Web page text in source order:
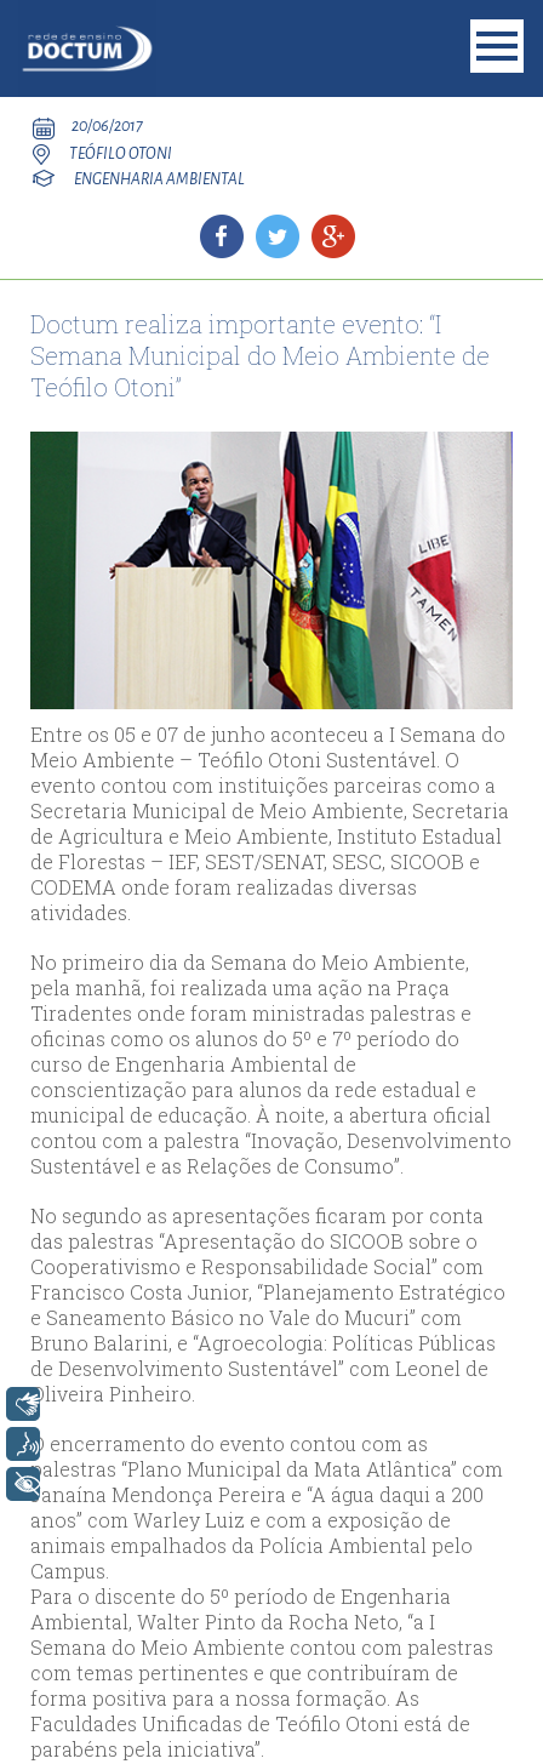
20/06/2017
TEÓFILO OTONI
ENGENHARIA AMBIENTAL
Doctum realiza importante evento: “I
Semana Municipal do Meio Ambiente de
Teófilo Otoni”
Entre os 05 e 07 de junho aconteceu a I Semana do
Meio Ambiente – Teófilo Otoni Sustentável. O
evento contou com instituições parceiras como a
Secretaria Municipal de Meio Ambiente, Secretaria
de Agricultura e Meio Ambiente, Instituto Estadual
de Florestas – IEF, SEST/SENAT, SESC, SICOOB e
CODEMA onde foram realizadas diversas
atividades.
No primeiro dia da Semana do Meio Ambiente,
pela manhã, foi realizada uma ação na Praça
Tiradentes onde foram ministradas palestras e
oficinas como os alunos do 5º e 7º período do
curso de Engenharia Ambiental de
conscientização para alunos da rede estadual e
municipal de educação. À noite, a abertura oficial
contou com a palestra “Inovação, Desenvolvimento
Sustentável e as Relações de Consumo”.
No segundo as apresentações ficaram por conta
das palestras “Apresentação do SICOOB sobre o
Cooperativismo e Responsabilidade Social” com
Francisco Costa Junior, “Planejamento Estratégico
e Saneamento Básico no Vale do Mucuri” com
Bruno Balarini, e “Agroecologia: Políticas Públicas
de Desenvolvimento Sustentável” com Leonel de
Oliveira Pinheiro.
O encerramento do evento contou com as
palestras “Plano Municipal da Mata Atlântica” com
Janaína Mendonça Pereira e “A água daqui a 200
anos” com Warley Luiz e com a exposição de
animais empalhados da Polícia Ambiental pelo
Campus.
Para o discente do 5º período de Engenharia
Ambiental, Walter Pinto da Rocha Neto, “a I
Semana do Meio Ambiente contou com palestras
com temas pertinentes e que contribuíram de
forma positiva para a nossa formação. As
Faculdades Unificadas de Teófilo Otoni está de
parabéns pela iniciativa”.
Libras
Voz
+ Acessibilidade